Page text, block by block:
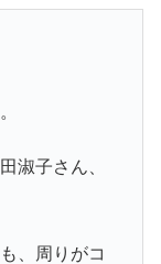
淑子さん、
、周りがコ